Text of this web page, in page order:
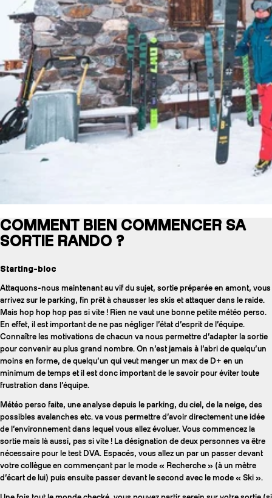
COMMENT BIEN COMMENCER SA
SORTIE RANDO ?
Starting-bloc
Attaquons-nous maintenant au vif du sujet, sortie préparée en amont, vous
arrivez sur le parking, fin prêt à chausser les skis et attaquer dans le raide.
Mais hop hop hop pas si vite ! Rien ne vaut une bonne petite météo perso.
En effet, il est important de ne pas négliger l’état d’esprit de l’équipe.
Connaître les motivations de chacun va nous permettre d’adapter la sortie
pour convenir au plus grand nombre. On n’est jamais à l’abri de quelqu’un
moins en forme, de quelqu’un qui veut manger un max de D+ en un
minimum de temps et il est donc important de le savoir pour éviter toute
frustration dans l’équipe.
Météo perso faite, une analyse depuis le parking, du ciel, de la neige, des
possibles avalanches etc. va vous permettre d’avoir directement une idée
de l’environnement dans lequel vous allez évoluer. Vous commencez la
sortie mais là aussi, pas si vite ! La désignation de deux personnes va être
nécessaire pour le test DVA. Espacés, vous allez un par un passer devant
votre collègue en commençant par le mode « Recherche » (à un mètre
d’écart de lui) puis ensuite passer devant le second avec le mode « Ski ».